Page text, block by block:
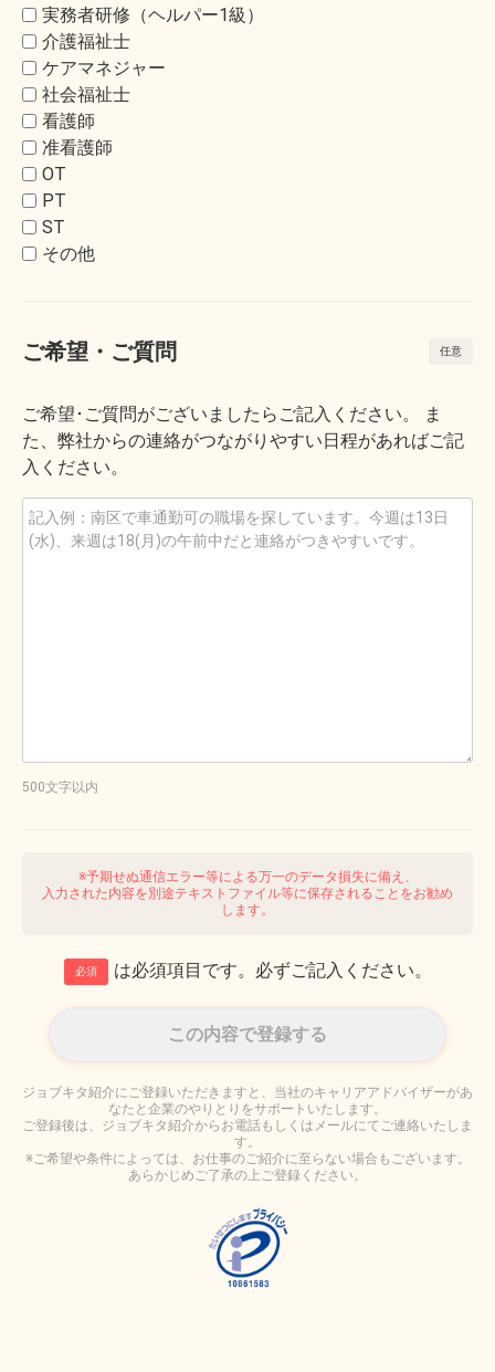
実務者研修（ヘルパー1級）
介護福祉士
ケアマネジャー
社会福祉士
看護師
准看護師
OT
PT
ST
その他
ご希望・ご質問
ご希望･ご質問がございましたらご記入ください。 ま
た、弊社からの連絡がつながりやすい日程があればご記
入ください。
500文字以内
※予期せぬ通信エラー等による万一のデータ損失に備え、
入力された内容を別途テキストファイル等に保存されることをお勧め
します。
必須 は必須項目です。必ずご記入ください。
ジョブキタ紹介にご登録いただきますと、当社のキャリアアドバイザーがあ
なたと企業のやりとりをサポートいたします。
ご登録後は、ジョブキタ紹介からお電話もしくはメールにてご連絡いたしま
す。
※ご希望や条件によっては、お仕事のご紹介に至らない場合もございます。
あらかじめご了承の上ご登録ください。